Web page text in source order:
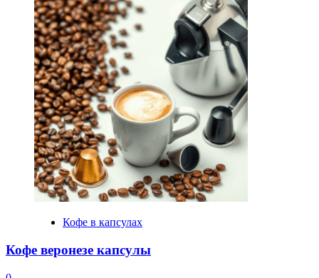
Кофе в капсулах
Кофе веронезе капсулы